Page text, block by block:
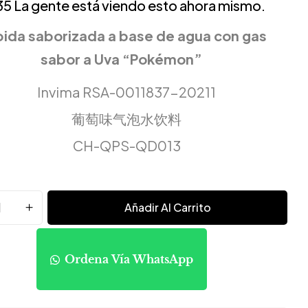
La gente está viendo esto ahora mismo.
saborizada a base de agua con gas
sabor a Uva “Pokémon”
Invima RSA-0011837-20211
葡萄味气泡水饮料
CH-QPS-QD013
Añadir Al Carrito
Ordena Vía WhatsApp